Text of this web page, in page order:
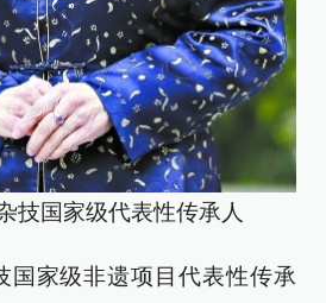
技国家级代表性传承人
国家级非遗项目代表性传承